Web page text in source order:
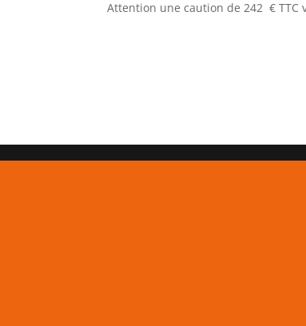
Attention une caution de 242 € TTC